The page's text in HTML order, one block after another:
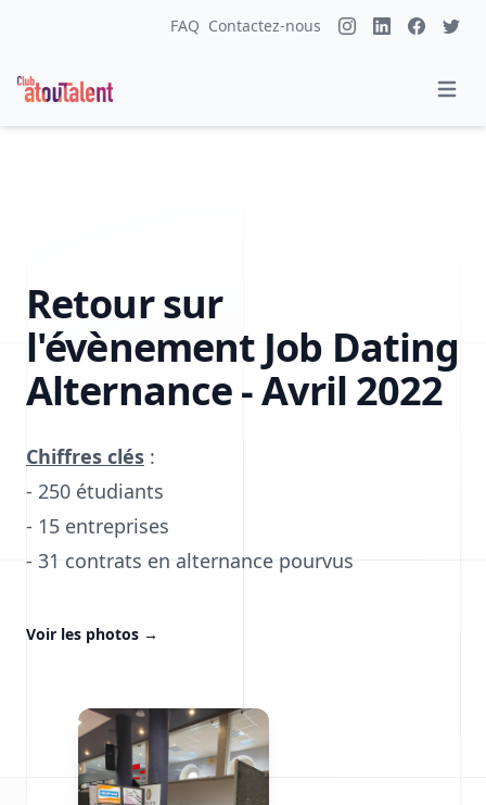
FAQ Contactez-nous
Retour sur
l'évènement Job Dating
Alternance - Avril 2022
Chiffres clés :
- 250 étudiants
- 15 entreprises
- 31 contrats en alternance pourvus
Voir les photos →